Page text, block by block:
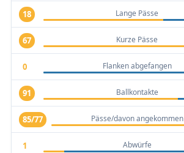
18 Lange Pässe
67 Kurze Pässe
0 Flanken abgefangen
91 Ballkontakte
85/77 Pässe/davon angekommen
1 Abwürfe